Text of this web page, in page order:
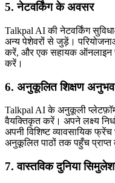
5. नेटवर्किंग के अवसर
Talkpal AI की नेटवर्किंग
अन्य पेशेवरों से जुड़ें।
करें, और एक सहायक ऑनलाइन
करें।
6. अनुकूलित शिक्षण अनुभव
Talkpal AI के अनुकूली
वैयक्तिकृत करें। अपने लक्ष्य
अपनी विशिष्ट व्यावसायिक
अनुकूलित पाठों तक पहुँच प्राप्त
7. वास्तविक दुनिया